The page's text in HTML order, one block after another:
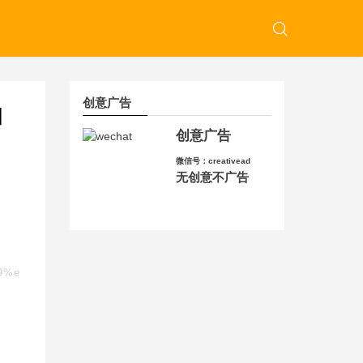
创意广告
创意广告
微信号：creativead
无创意不广告